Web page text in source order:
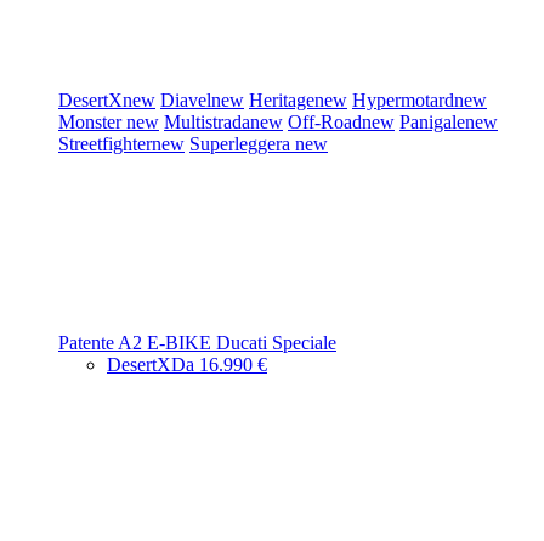
DesertXnew Diavelnew Heritagenew Hypermotardnew
Monsternew Multistradanew Off-Roadnew Panigalenew
Streetfighternew Superleggera new
Patente A2 E-BIKE Ducati Speciale
DesertXDa 16.990 €